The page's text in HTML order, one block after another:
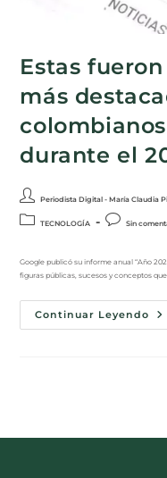
Estas
más
durante el
Periodista Digital - María Claudia
TECNOLOGÍA Sin
Google publicó su informe anual “Año
figuras públicas, sucesos y conceptos
Continuar Leyendo